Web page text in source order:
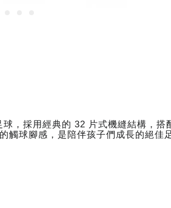
，採用經典的 32 片式機縫結構，
球腳感，是陪伴孩子們成長的絕佳